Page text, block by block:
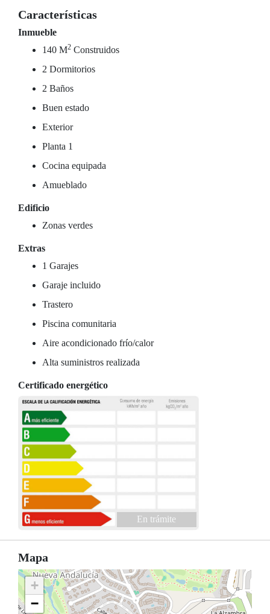
Características
Inmueble
140 M2 Construidos
2 Dormitorios
2 Baños
Buen estado
Exterior
Planta 1
Cocina equipada
Amueblado
Edificio
Zonas verdes
Extras
1 Garajes
Garaje incluido
Trastero
Piscina comunitaria
Aire acondicionado frío/calor
Alta suministros realizada
Certificado energético
En trámite
Mapa
+
−